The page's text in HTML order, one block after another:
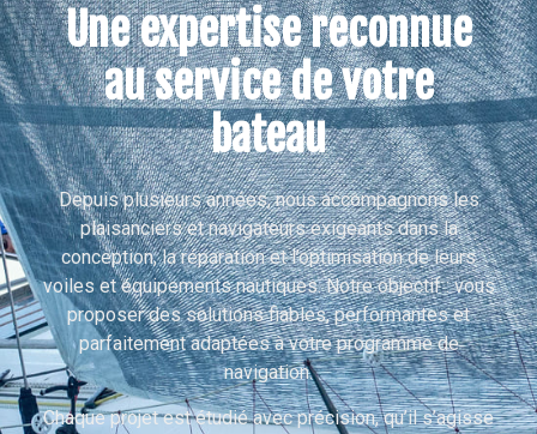
Une expertise reconnue
au service de votre
bateau
Depuis plusieurs années, nous accompagnons les
plaisanciers et navigateurs exigeants dans la
conception, la réparation et l’optimisation de leurs
voiles et équipements nautiques. Notre objectif : vous
proposer des solutions fiables, performantes et
parfaitement adaptées à votre programme de
navigation.
Chaque projet est étudié avec précision, qu’il s’agisse